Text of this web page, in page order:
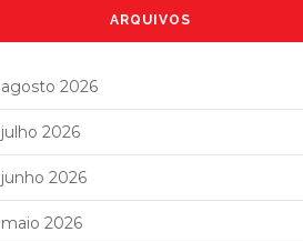
ARQUIVOS
agosto 2026
julho 2026
junho 2026
maio 2026